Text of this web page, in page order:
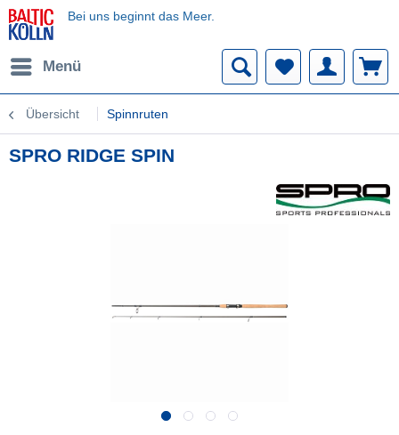
Bei uns beginnt das Meer.
Menü
Übersicht Spinnruten
SPRO RIDGE SPIN